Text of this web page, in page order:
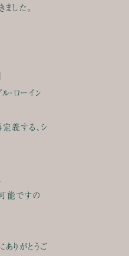
した。
・ローイン
義する、シ
能ですの
りがとうご